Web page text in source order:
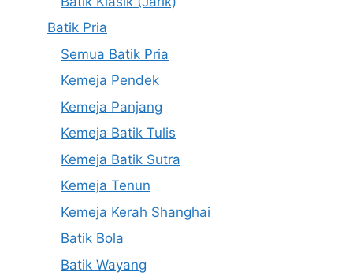
Batik Pria
Semua Batik Pria
Kemeja Pendek
Kemeja Panjang
Kemeja Batik Tulis
Kemeja Batik Sutra
Kemeja Tenun
Kemeja Kerah Shanghai
Batik Bola
Batik Wayang